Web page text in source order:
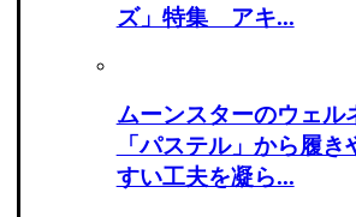
ズ」特集 アキ...
ムーンスターのウェル
「パステル」から履
すい工夫を凝ら...